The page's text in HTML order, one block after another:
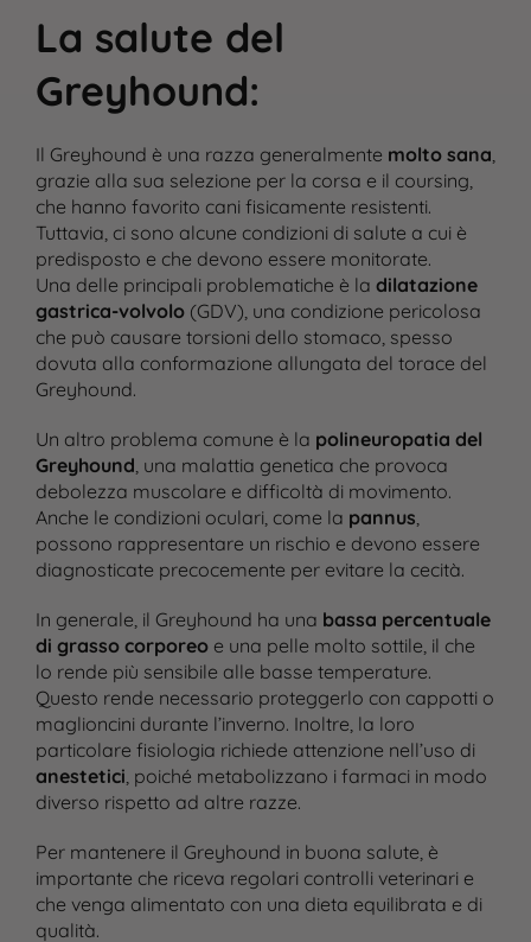
La salute del
Greyhound:
Il Greyhound è una razza generalmente molto sana,
grazie alla sua selezione per la corsa e il coursing,
che hanno favorito cani fisicamente resistenti.
Tuttavia, ci sono alcune condizioni di salute a cui è
predisposto e che devono essere monitorate.
Una delle principali problematiche è la dilatazione
gastrica-volvolo(GDV), una condizione pericolosa
che può causare torsioni dello stomaco, spesso
dovuta alla conformazione allungata del torace del
Greyhound​.
Un altro problema comune è la polineuropatia del
Greyhound, una malattia genetica che provoca
debolezza muscolare e difficoltà di movimento​.
Anche le condizioni oculari, come la pannus,
possono rappresentare un rischio e devono essere
diagnosticate precocemente per evitare la cecità​.
In generale, il Greyhound ha una bassa percentuale
di grasso corporeoe una pelle molto sottile, il che
lo rende più sensibile alle basse temperature.
Questo rende necessario proteggerlo con cappotti o
maglioncini durante l’inverno. Inoltre, la loro
particolare fisiologia richiede attenzione nell’uso di
anestetici, poiché metabolizzano i farmaci in modo
diverso rispetto ad altre razze​.
Per mantenere il Greyhound in buona salute, è
importante che riceva regolari controlli veterinari e
che venga alimentato con una dieta equilibrata e di
qualità.